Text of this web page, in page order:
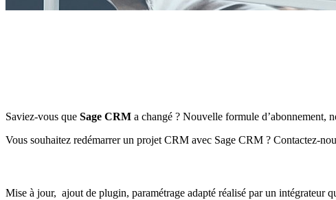
Saviez-vous que Sage CRM a changé ? Nouvelle formule d’abonnement,
Vous souhaitez redémarrer un projet CRM avec Sage CRM ? Contactez-
Mise à jour, ajout de plugin, paramétrage adapté réalisé par un